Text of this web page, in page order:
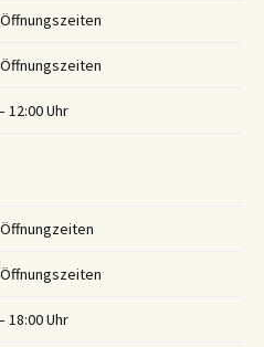
12:00 Uhr
18:00 Uhr